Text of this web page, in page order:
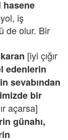
hasene
iş
de olur. Bir
[iyi çığır
edenlerin
sevabından
bir
açarsa]
günahı,